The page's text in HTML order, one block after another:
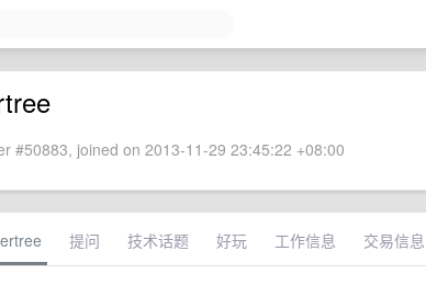
#50883, joined on 2013-11-29 23:45:22 +08:00
提问 技术话题 好玩 工作信息 交易信息